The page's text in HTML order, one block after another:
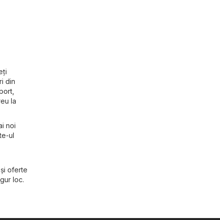
din
la
noi
ul
oferte
loc.